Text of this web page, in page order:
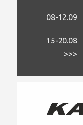
08-12.09
15-20.08
>>>